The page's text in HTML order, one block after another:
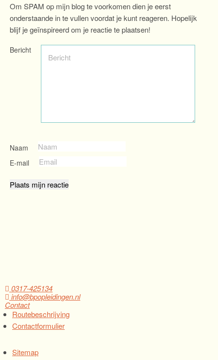
Om SPAM op mijn blog te voorkomen dien je eerst
onderstaande in te vullen voordat je kunt reageren. Hopelijk
blijf je geïnspireerd om je reactie te plaatsen!
Bericht
Naam
E-mail
0317-425134
info@bpopleidingen.nl
Contact
Routebeschrijving
Contactformulier
Sitemap